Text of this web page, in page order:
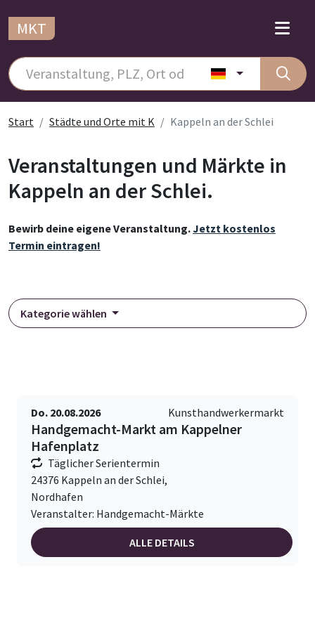
MKT
Start Städte und Orte mit K Kappeln an der Schlei
Veranstaltungen und Märkte in
Kappeln an der Schlei.
Bewirb deine eigene Veranstaltung.Jetzt kostenlos
Termin eintragen!
Kategorie wählen
Do. 20.08.2026 Kunsthandwerkermarkt
Handgemacht-Markt am Kappelner
Hafenplatz
Täglicher Serientermin
24376 Kappeln an der Schlei,
Nordhafen
Veranstalter: Handgemacht-Märkte
ALLE DETAILS